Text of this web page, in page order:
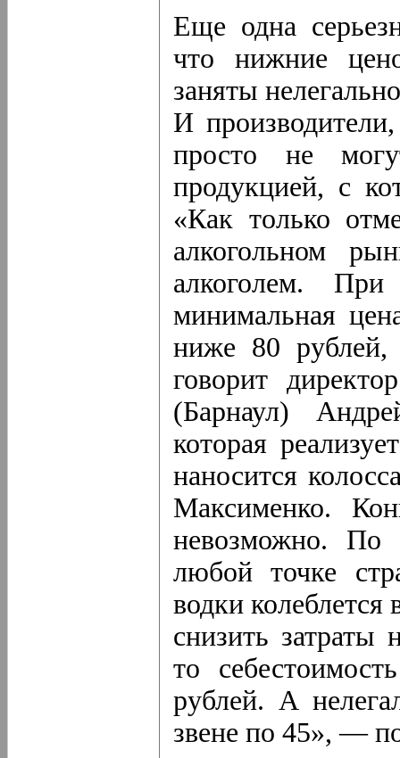
Еще одна
что нижние
заняты
И
просто не
продукцией, с
«Как только
алкогольном
алкоголем.
минимальная
ниже 80
говорит
(Барнаул)
которая
наносится
Максименко.
невозможно. По
любой точке
водки
снизить затраты
то
рублей. А
звене по 45», —